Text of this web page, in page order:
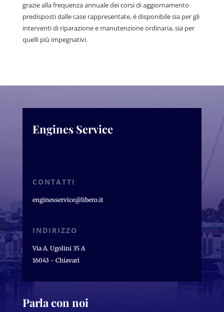
grazie alla frequenza annuale dei corsi di aggiornamento
predisposti dalle case rappresentate, è disponibile sia per gli
interventi di riparazione e manutenzione ordinaria, sia per
quelli più impegnativi.
Engines Service
CONTATTI
enginesservice@libero.it
INDIRIZZO
Via A. Ugolini 35 A
16043 - Chiavari
Parla con noi